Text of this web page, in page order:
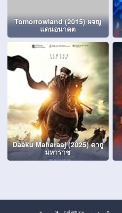
Tomorrowland (2015) ผจญ
แดนอนาคต
Daaku Maharaaj (2025) ดากู
มหาราช